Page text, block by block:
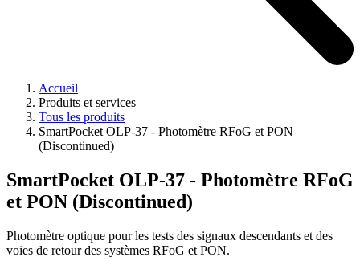
Accueil
Produits et services
Tous les produits
SmartPocket OLP-37 - Photomètre RFoG et PON
(Discontinued)
SmartPocket OLP-37 - Photomètre RFoG
et PON (Discontinued)
Photomètre optique pour les tests des signaux descendants et des
voies de retour des systèmes RFoG et PON.